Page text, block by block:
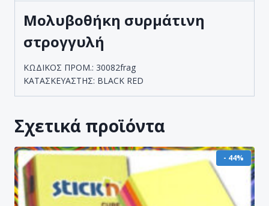
Μολυβοθήκη συρμάτινη
στρογγυλή
ΚΩΔΙΚΟΣ ΠΡΟΜ.: 30082frag
ΚΑΤΑΣΚΕΥΑΣΤΗΣ: BLACK RED
Σχετικά προϊόντα
- 44%